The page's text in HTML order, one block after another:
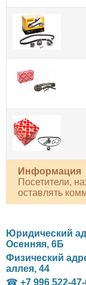
Информация
Посетители,
оставлять
Юридический
Осенняя, 6Б
Физический
аллея, 44
☎ +7 996 522-